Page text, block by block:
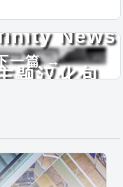
一篇 →
News
题汉化包